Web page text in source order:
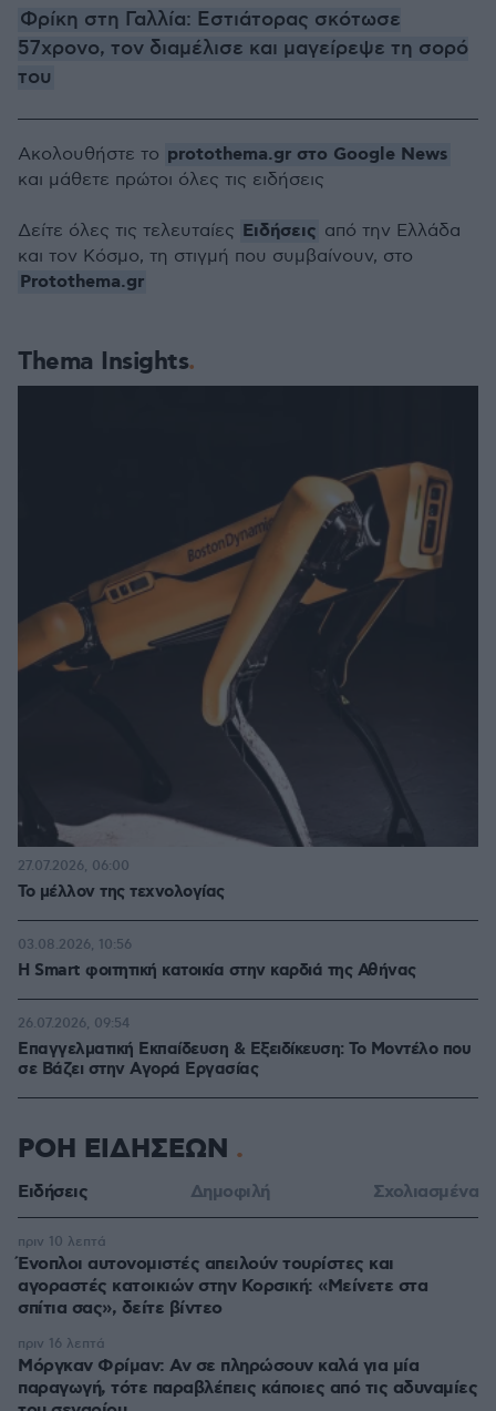
Φρίκη στη Γαλλία: Εστιάτορας σκότωσε
57χρονο, τον διαμέλισε και μαγείρεψε τη σορό
του
Thema Insights
Το μέλλον της τεχνολογίας
27.07.2026, 06:00
Η Smart φοιτητική κατοικία στην καρδιά της Αθήνας
03.08.2026, 10:56
Επαγγελματική Εκπαίδευση & Εξειδίκευση: Το Mοντέλο που
σε Bάζει στην Aγορά Eργασίας
26.07.2026, 09:54
Ακολουθήστε το protothema.gr στο Google News
και μάθετε πρώτοι όλες τις ειδήσεις
Δείτε όλες τις τελευταίες Ειδήσεις από την Ελλάδα
και τον Κόσμο, τη στιγμή που συμβαίνουν, στο
Protothema.gr
ΡΟΗ ΕΙΔΗΣΕΩΝ
Ειδήσεις Δημοφιλή Σχολιασμένα
Ένοπλοι αυτονομιστές απειλούν τουρίστες και
αγοραστές κατοικιών στην Κορσική: «Μείνετε στα
σπίτια σας», δείτε βίντεο
πριν 10 λεπτά
Μόργκαν Φρίμαν: Αν σε πληρώσουν καλά για μία
παραγωγή, τότε παραβλέπεις κάποιες από τις αδυναμίες
πριν 16 λεπτά